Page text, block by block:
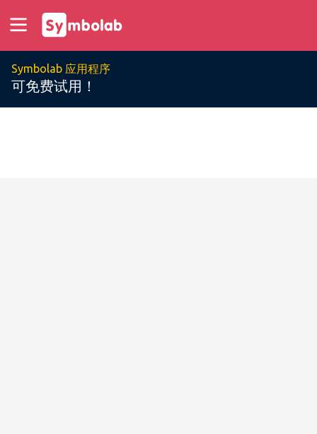
Symbolab 应用程序
可免费试用！